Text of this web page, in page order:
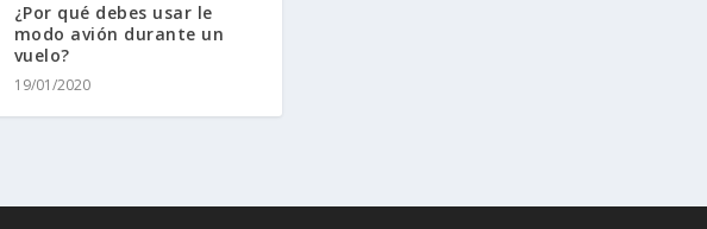
¿Por qué debes usar le
modo avión durante un
vuelo?
19/01/2020